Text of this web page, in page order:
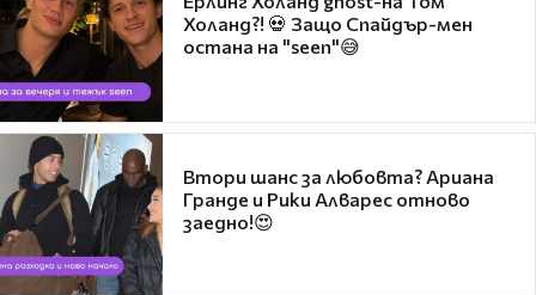
Холанд?! 💀 Защо Спайдър-мен
остана на "seen"😅
Втори шанс за любовта? Ариана
Гранде и Рики Алварес отново
заедно!😍